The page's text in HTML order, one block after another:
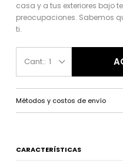
casa y a tus exteriores bajo
preocupaciones. Sabemos
ti.
1
Métodos y costos de envío
CARACTERÍSTICAS